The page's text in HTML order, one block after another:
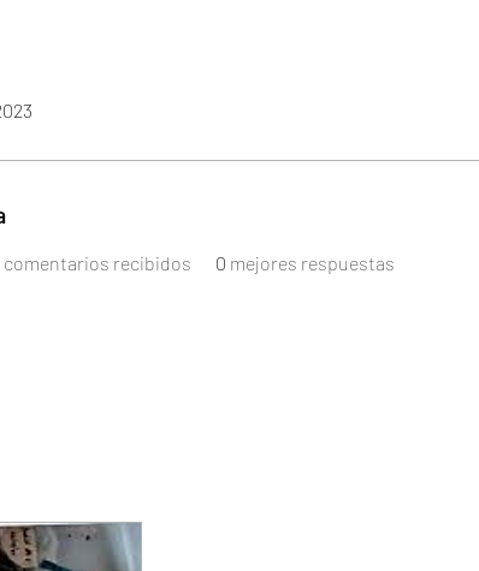
comentarios recibidos 0 mejores respuestas